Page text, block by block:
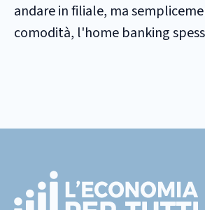
andare in filiale, ma
comodità, l'home banking